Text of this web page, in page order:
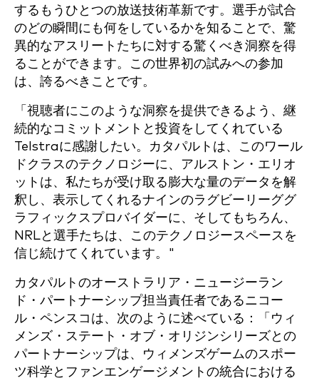
するもうひとつの放送技術革新です。選手が試合
のどの瞬間にも何をしているかを知ることで、驚
異的なアスリートたちに対する驚くべき洞察を得
ることができます。この世界初の試みへの参加
は、誇るべきことです。
「視聴者にこのような洞察を提供できるよう、継
続的なコミットメントと投資をしてくれている
Telstraに感謝したい。カタパルトは、このワール
ドクラスのテクノロジーに、アルストン・エリオ
ットは、私たちが受け取る膨大な量のデータを解
釈し、表示してくれるナインのラグビーリーググ
ラフィックスプロバイダーに、そしてもちろん、
NRLと選手たちは、このテクノロジースペースを
信じ続けてくれています。"
カタパルトのオーストラリア・ニュージーラン
ド・パートナーシップ担当責任者であるニコー
ル・ペンスコは、次のように述べている：「ウィ
メンズ・ステート・オブ・オリジンシリーズとの
パートナーシップは、ウィメンズゲームのスポー
ツ科学とファンエンゲージメントの統合における